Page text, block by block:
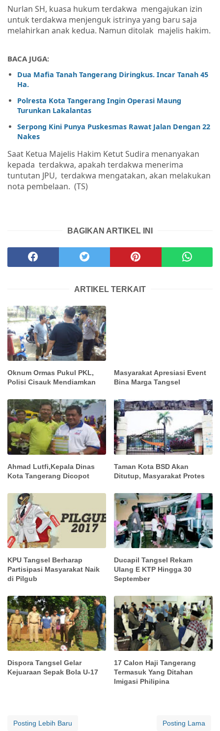
Nurlan SH, kuasa hukum terdakwa mengajukan izin
untuk terdakwa menjenguk istrinya yang baru saja
melahirkan anak kedua. Namun ditolak majelis hakim.
BACA JUGA:
Dua Mafia Tanah Tangerang Diringkus. Incar Tanah 45
Ha.
Polresta Kota Tangerang Ingin Operasi Maung
Turunkan Lakalantas
Serpong Kini Punya Puskesmas Rawat Jalan Dengan 22
Nakes
Saat Ketua Majelis Hakim Ketut Sudira menanyakan
kepada terdakwa, apakah terdakwa menerima
tuntutan JPU, terdakwa mengatakan, akan melakukan
nota pembelaan. (TS)
BAGIKAN ARTIKEL INI
ARTIKEL TERKAIT
Oknum Ormas Pukul PKL,
Polisi Cisauk Mendiamkan
Masyarakat Apresiasi Event
Bina Marga Tangsel
Ahmad Lutfi,Kepala Dinas
Kota Tangerang Dicopot
Taman Kota BSD Akan
Ditutup, Masyarakat Protes
KPU Tangsel Berharap
Partisipasi Masyarakat Naik
di Pilgub
Ducapil Tangsel Rekam
Ulang E KTP Hingga 30
September
Dispora Tangsel Gelar
Kejuaraan Sepak Bola U-17
17 Calon Haji Tangerang
Termasuk Yang Ditahan
Imigasi Philipina
Posting Lebih Baru Posting Lama